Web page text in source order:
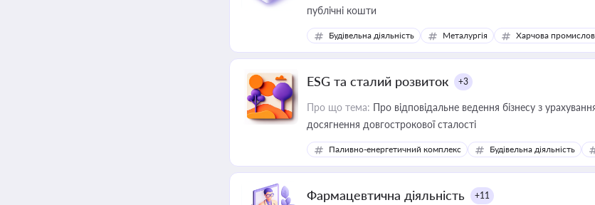
публічні кошти
Будівельна діяльність Металургія Харчова
ESG та сталий розвиток +3
Про що тема: Про відповідальне ведення бізнесу з
досягнення довгострокової сталості
Паливно-енергетичний комплекс Будівельна діяльність
Фармацевтична діяльність +11